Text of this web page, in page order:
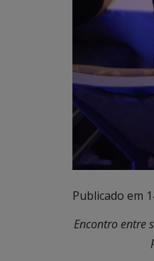
Publicado em
Encontro entre